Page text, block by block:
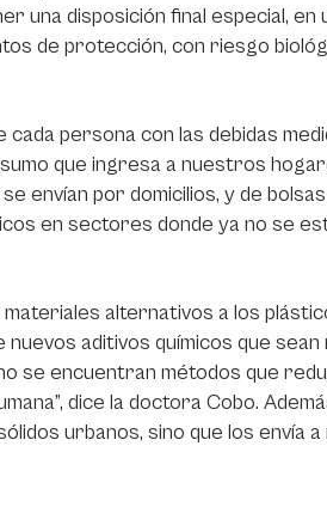
una disposición final especial, en
de protección, con riesgo
persona con las debidas
que ingresa a nuestros
envían por domicilios, y de
en sectores donde ya no se
alternativos a los
aditivos químicos que sean
se encuentran métodos que
dice la doctora Cobo.
urbanos, sino que los envía